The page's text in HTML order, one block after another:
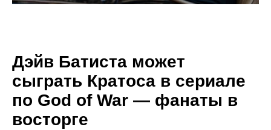
Дэйв Батиста может
сыграть Кратоса в сериале
по God of War — фанаты в
восторге